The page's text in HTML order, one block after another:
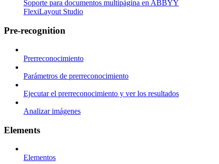
Soporte para documentos multipágina en ABBYY
FlexiLayout Studio
Pre-recognition
Prerreconocimiento
Parámetros de prerreconocimiento
Ejecutar el prerreconocimiento y ver los resultados
Analizar imágenes
Elements
Elementos